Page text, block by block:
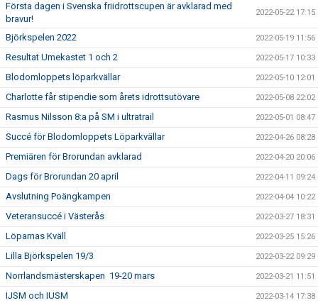
Första dagen i Svenska friidrottscupen är avklarad med
bravur!
2022-05-22 17:15
Björkspelen 2022 2022-05-19 11:56
Resultat Umekastet 1 och 2 2022-05-17 10:33
Blodomloppets löparkvällar 2022-05-10 12:01
Charlotte får stipendie som årets idrottsutövare 2022-05-08 22:02
Rasmus Nilsson 8:a på SM i ultratrail 2022-05-01 08:47
Succé för Blodomloppets Löparkvällar 2022-04-26 08:28
Premiären för Brorundan avklarad 2022-04-20 20:06
Dags för Brorundan 20 april 2022-04-11 09:24
Avslutning Poängkampen 2022-04-04 10:22
Veteransuccé i Västerås 2022-03-27 18:31
Löparnas Kväll 2022-03-25 15:26
Lilla Björkspelen 19/3 2022-03-22 09:29
Norrlandsmästerskapen 19-20 mars 2022-03-21 11:51
IJSM och IUSM 2022-03-14 17:38